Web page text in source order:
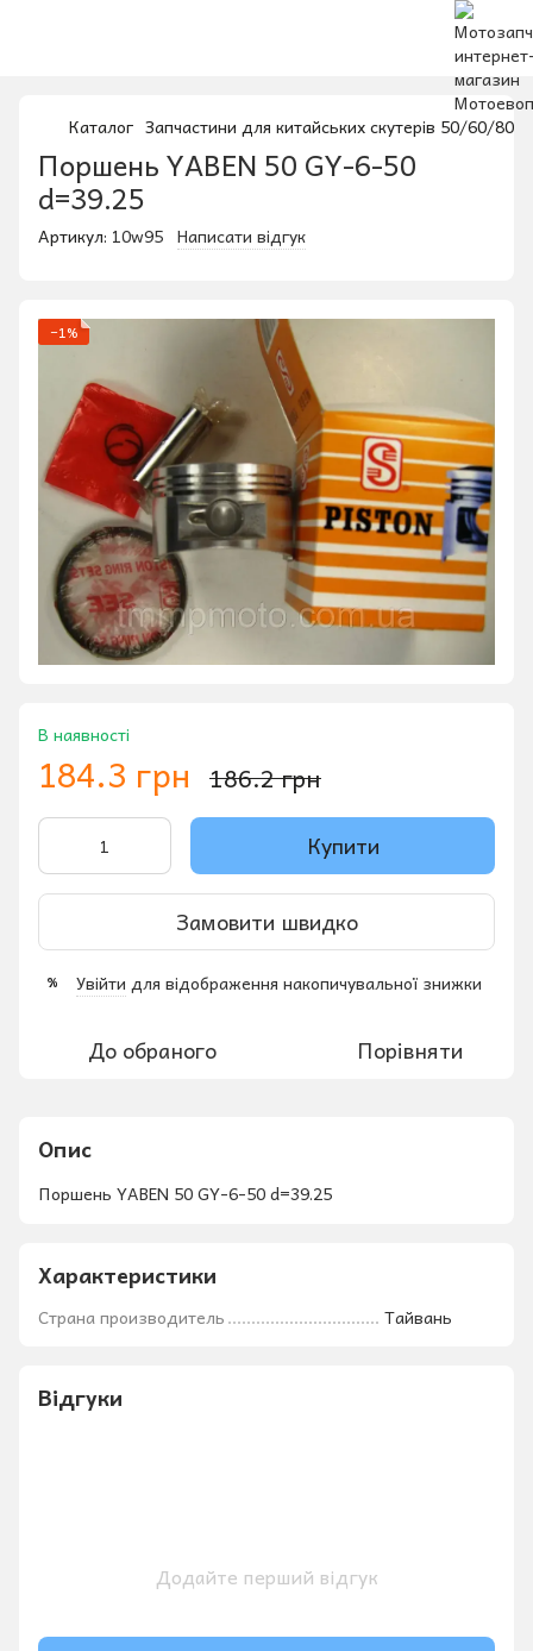
Каталог Запчастини для китайських скутерів 50/60/80/
Поршень YABEN 50 GY-6-50
d=39.25
Артикул: 10w95 Написати відгук
−1%
В наявності
184.3 грн 186.2 грн
Купити
Замовити швидко
% Увійти для відображення накопичувальної знижки
До обраного Порівняти
Опис
Поршень YABEN 50 GY-6-50 d=39.25
Характеристики
Страна производитель Тайвань
Відгуки
Додайте перший відгук